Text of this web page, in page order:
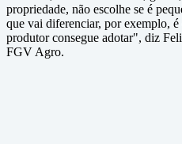
propriedade, não escolhe se é
que vai diferenciar, por exemplo,
produtor consegue adotar", diz
FGV Agro.